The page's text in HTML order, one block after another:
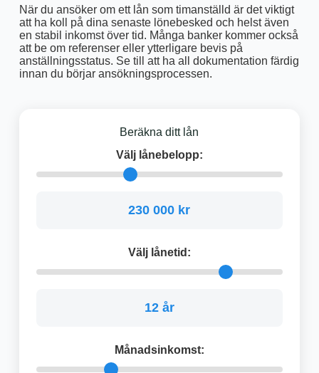
När du ansöker om ett lån som timanställd är det viktigt
att ha koll på dina senaste lönebesked och helst även
en stabil inkomst över tid. Många banker kommer också
att be om referenser eller ytterligare bevis på
anställningsstatus. Se till att ha all dokumentation färdig
innan du börjar ansökningsprocessen.
Beräkna ditt lån
Välj lånebelopp:
230 000 kr
Välj lånetid:
12 år
Månadsinkomst: